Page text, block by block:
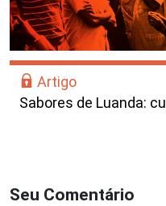
Artigo
Sabores de Luanda:
Seu Comentário